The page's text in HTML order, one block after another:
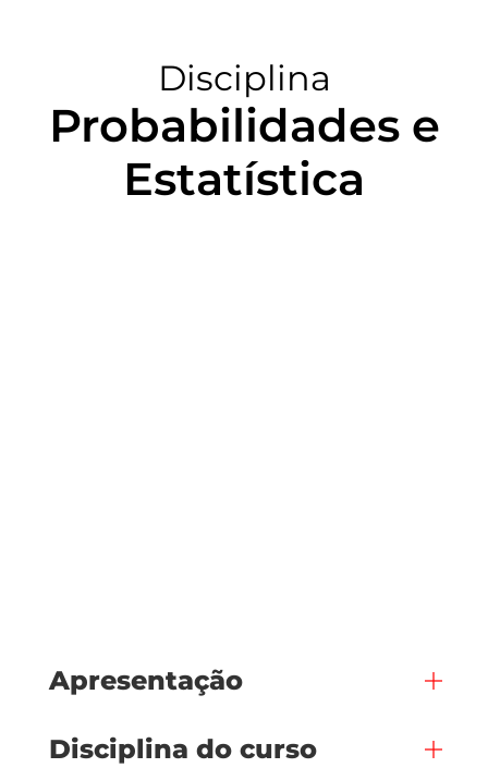
Disciplina
Probabilidades e
Estatística
Apresentação
Disciplina do curso